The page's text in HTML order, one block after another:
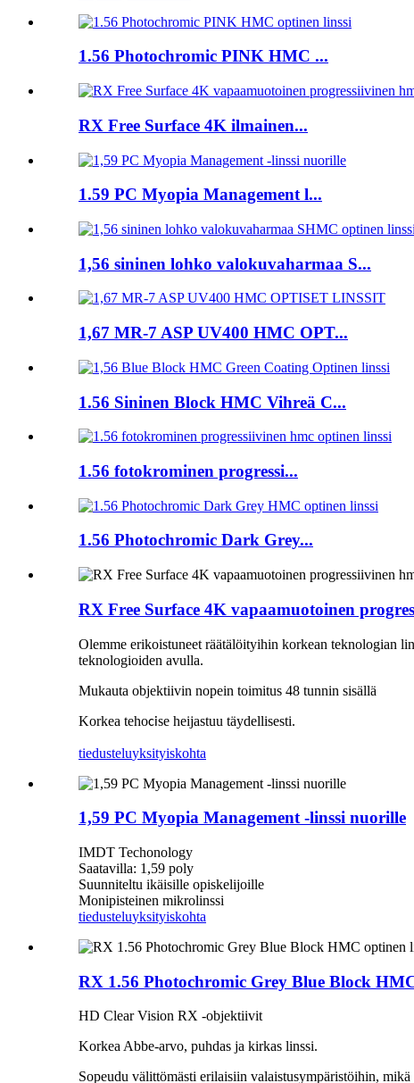
1.56 Photochromic PINK HMC ...
RX Free Surface 4K ilmainen...
1.59 PC Myopia Management l...
1,56 sininen lohko valokuvaharmaa S...
1,67 MR-7 ASP UV400 HMC OPT...
1.56 Sininen Block HMC Vihreä C...
1.56 fotokrominen progressi...
1.56 Photochromic Dark Grey...
RX Free Surface 4K vapaamuotoinen
Olemme erikoistuneet räätälöityihin korkean teknologian
teknologioiden avulla.
Mukauta objektiivin nopein toimitus 48 tunnin sisällä
Korkea tehocise heijastuu täydellisesti.
tiedusteluyksityiskohta
1,59 PC Myopia Management -linssi nuorille
IMDT Techonology
Saatavilla: 1,59 poly
Suunniteltu ikäisille opiskelijoille
Monipisteinen mikrolinssi
tiedusteluyksityiskohta
RX 1.56 Photochromic Grey Blue Block
HD Clear Vision RX -objektiivit
Korkea Abbe-arvo, puhdas ja kirkas linssi.
Sopeudu välittömästi erilaisiin valaistusympäristöihin,